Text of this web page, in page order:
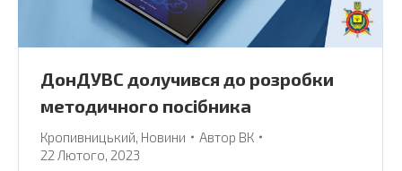
ДонДУВС долучився до розробки
методичного посібника
Кропивницький Новини Автор ВК
22 Лютого, 2023